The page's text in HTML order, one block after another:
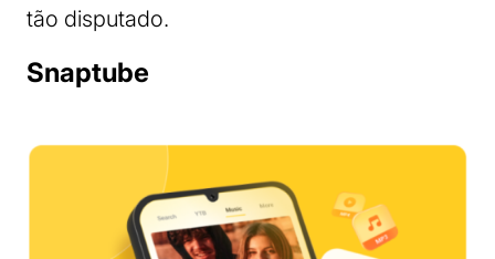
tão disputado.
Snaptube